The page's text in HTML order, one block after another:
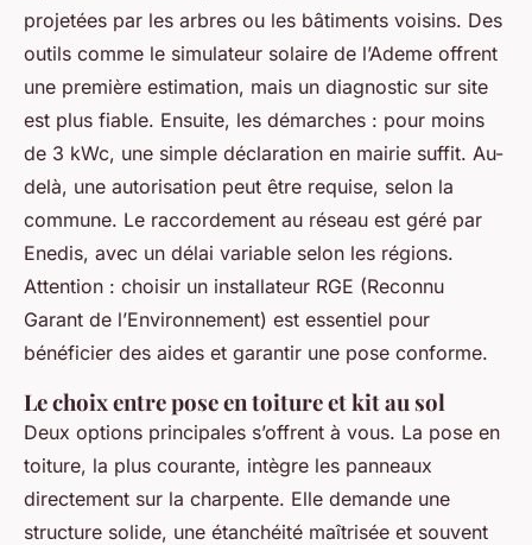
projetées par les arbres ou les bâtiments voisins. Des
outils comme le simulateur solaire de l’Ademe offrent
une première estimation, mais un diagnostic sur site
est plus fiable. Ensuite, les démarches : pour moins
de 3 kWc, une simple déclaration en mairie suffit. Au-
delà, une autorisation peut être requise, selon la
commune. Le raccordement au réseau est géré par
Enedis, avec un délai variable selon les régions.
Attention : choisir un installateur RGE (Reconnu
Garant de l’Environnement) est essentiel pour
bénéficier des aides et garantir une pose conforme.
Le choix entre pose en toiture et kit au sol
Deux options principales s’offrent à vous. La pose en
toiture, la plus courante, intègre les panneaux
directement sur la charpente. Elle demande une
structure solide, une étanchéité maîtrisée et souvent